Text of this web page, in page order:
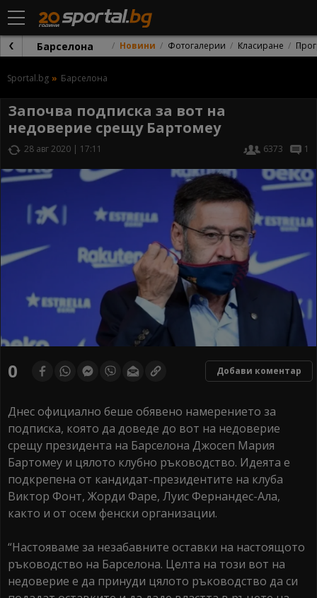
Барселона Новини Фотогалерии Класиране
Sportal.bg Барселона
Започва подписка за вот на
недоверие срещу Бартомеу
28 авг 2020 | 17:11 6373 1
0 Добави коментар
Днес официално беше обявено намерението за
подписка, която да доведе до вот на недоверие
срещу президента на Барселона Джосеп Мария
Бартомеу и цялото клубно ръководство. Идеята е
подкрепена от кандидат-президентите на клуба
Виктор Фонт, Жорди Фаре, Луис Фернандес-Ала,
както и от осем фенски организации.
“Настояваме за незабавните оставки на настоящото
ръководство на Барселона. Целта на този вот на
недоверие е да принуди цялото ръководство да си